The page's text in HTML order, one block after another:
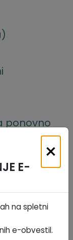
ponovno
×
E-
na spletni
e-obvestil.